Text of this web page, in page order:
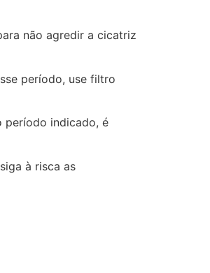
não agredir a cicatriz
período, use filtro
período indicado, é
à risca as